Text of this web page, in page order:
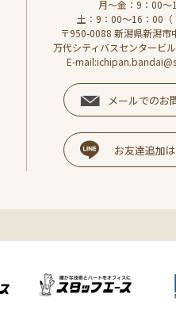
月～金：9：00～
土：9：00～16：00（
〒950-0088 新潟県新潟市
万代シティバスセンタービ
E-
メールでのお
お友達追加